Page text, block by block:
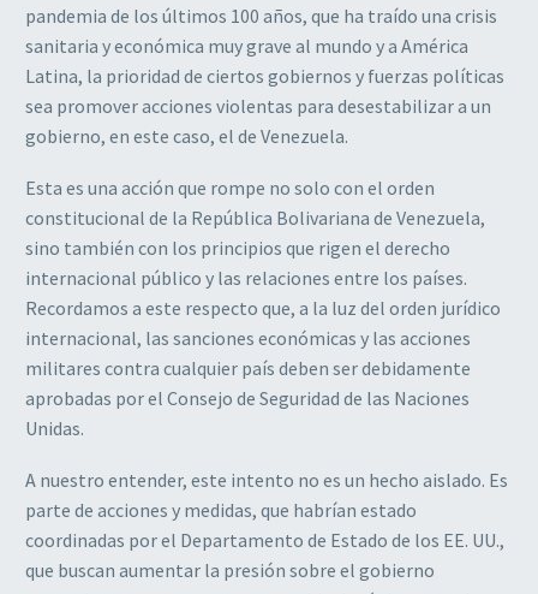
pandemia de los últimos 100 años, que ha traído una crisis
sanitaria y económica muy grave al mundo y a América
Latina, la prioridad de ciertos gobiernos y fuerzas políticas
sea promover acciones violentas para desestabilizar a un
gobierno, en este caso, el de Venezuela.
Esta es una acción que rompe no solo con el orden
constitucional de la República Bolivariana de Venezuela,
sino también con los principios que rigen el derecho
internacional público y las relaciones entre los países.
Recordamos a este respecto que, a la luz del orden jurídico
internacional, las sanciones económicas y las acciones
militares contra cualquier país deben ser debidamente
aprobadas por el Consejo de Seguridad de las Naciones
Unidas.
A nuestro entender, este intento no es un hecho aislado. Es
parte de acciones y medidas, que habrían estado
coordinadas por el Departamento de Estado de los EE. UU.,
que buscan aumentar la presión sobre el gobierno